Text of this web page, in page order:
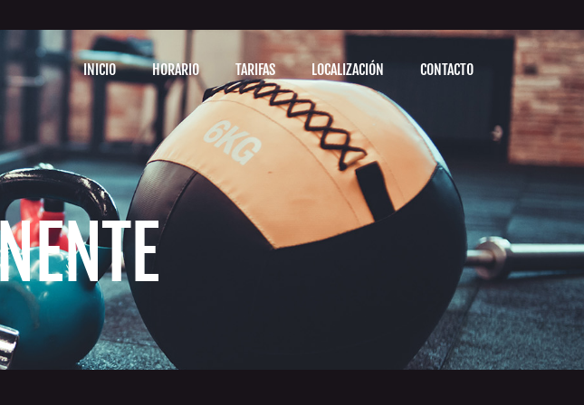
INICIO HORARIO TARIFAS LOCALIZACIÓN CONTACTO